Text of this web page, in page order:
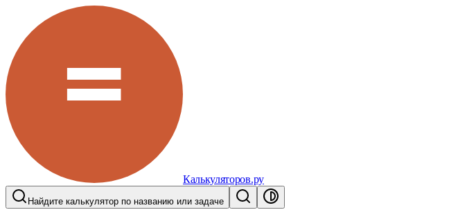
Калькуляторов.ру
Найдите калькулятор по названию или задаче